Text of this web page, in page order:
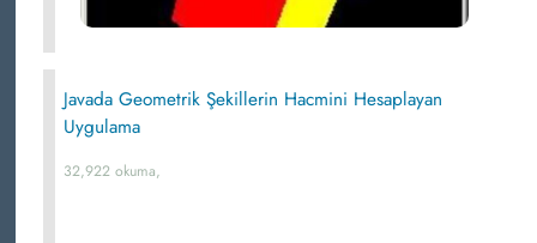
Javada Geometrik Şekillerin Hacmini Hesaplayan
Uygulama
32,922 okuma,